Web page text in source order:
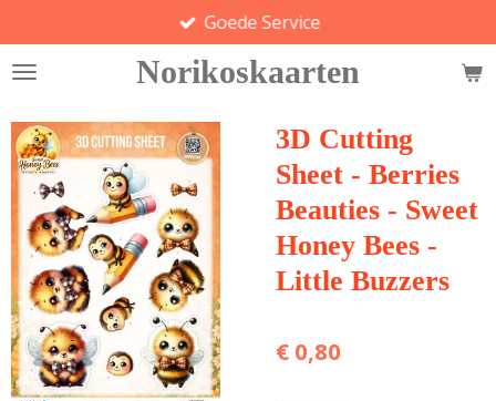
direct
naar
hoofdinhoud
Norikoskaarten
Goede Service
3D Cutting
Sheet - Berries
Beauties - Sweet
Honey Bees -
Little Buzzers
€ 0,80